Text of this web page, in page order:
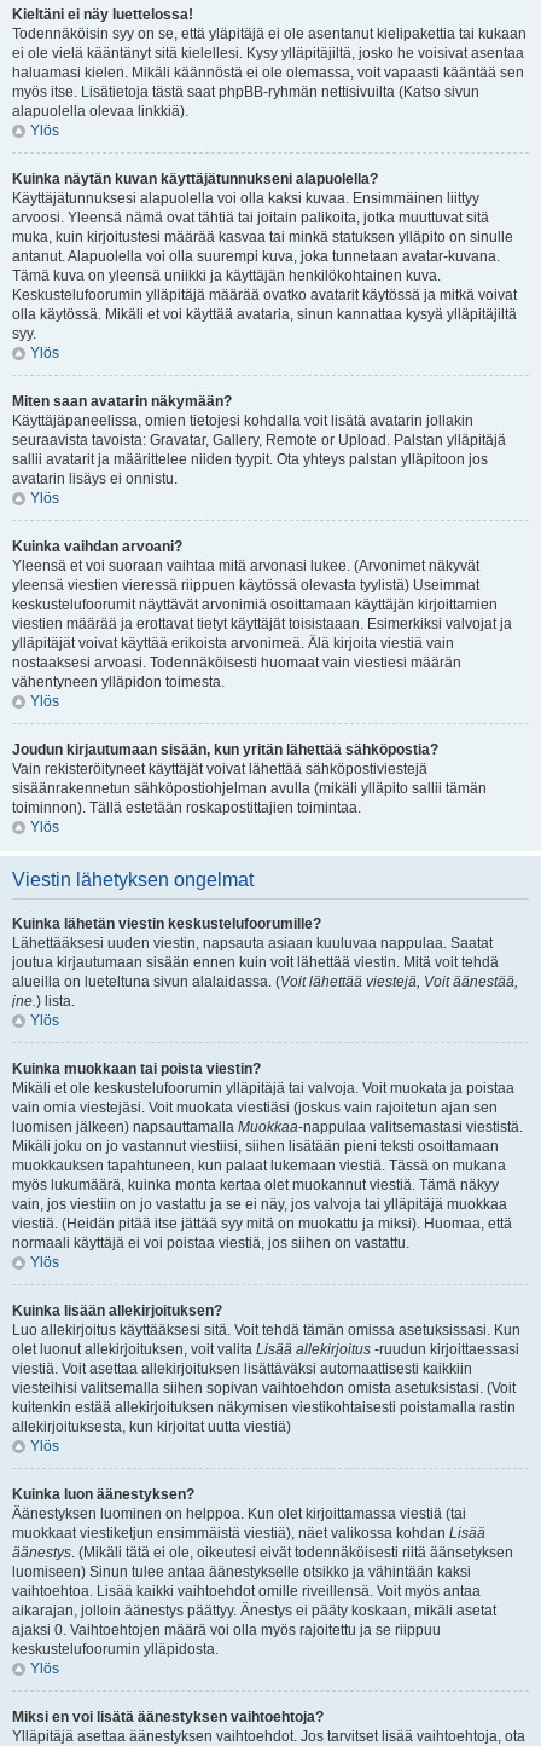
Kieltäni ei näy luettelossa!
Todennäköisin syy on se, että yläpitäjä ei ole asentanut kielipakettia tai kukaan
ei ole vielä kääntänyt sitä kielellesi. Kysy ylläpitäjiltä, josko he voisivat asentaa
haluamasi kielen. Mikäli käännöstä ei ole olemassa, voit vapaasti kääntää sen
myös itse. Lisätietoja tästä saat phpBB-ryhmän nettisivuilta (Katso sivun
alapuolella olevaa linkkiä).
Ylös
Kuinka näytän kuvan käyttäjätunnukseni alapuolella?
Käyttäjätunnuksesi alapuolella voi olla kaksi kuvaa. Ensimmäinen liittyy
arvoosi. Yleensä nämä ovat tähtiä tai joitain palikoita, jotka muuttuvat sitä
muka, kuin kirjoitustesi määrää kasvaa tai minkä statuksen ylläpito on sinulle
antanut. Alapuolella voi olla suurempi kuva, joka tunnetaan avatar-kuvana.
Tämä kuva on yleensä uniikki ja käyttäjän henkilökohtainen kuva.
Keskustelufoorumin ylläpitäjä määrää ovatko avatarit käytössä ja mitkä voivat
olla käytössä. Mikäli et voi käyttää avataria, sinun kannattaa kysyä ylläpitäjiltä
syy.
Ylös
Miten saan avatarin näkymään?
Käyttäjäpaneelissa, omien tietojesi kohdalla voit lisätä avatarin jollakin
seuraavista tavoista: Gravatar, Gallery, Remote or Upload. Palstan ylläpitäjä
sallii avatarit ja määrittelee niiden tyypit. Ota yhteys palstan ylläpitoon jos
avatarin lisäys ei onnistu.
Ylös
Kuinka vaihdan arvoani?
Yleensä et voi suoraan vaihtaa mitä arvonasi lukee. (Arvonimet näkyvät
yleensä viestien vieressä riippuen käytössä olevasta tyylistä) Useimmat
keskustelufoorumit näyttävät arvonimiä osoittamaan käyttäjän kirjoittamien
viestien määrää ja erottavat tietyt käyttäjät toisistaaan. Esimerkiksi valvojat ja
ylläpitäjät voivat käyttää erikoista arvonimeä. Älä kirjoita viestiä vain
nostaaksesi arvoasi. Todennäköisesti huomaat vain viestiesi määrän
vähentyneen ylläpidon toimesta.
Ylös
Joudun kirjautumaan sisään, kun yritän lähettää sähköpostia?
Vain rekisteröityneet käyttäjät voivat lähettää sähköpostiviestejä
sisäänrakennetun sähköpostiohjelman avulla (mikäli ylläpito sallii tämän
toiminnon). Tällä estetään roskapostittajien toimintaa.
Ylös
Viestin lähetyksen ongelmat
Kuinka lähetän viestin keskustelufoorumille?
Lähettääksesi uuden viestin, napsauta asiaan kuuluvaa nappulaa. Saatat
joutua kirjautumaan sisään ennen kuin voit lähettää viestin. Mitä voit tehdä
alueilla on lueteltuna sivun alalaidassa. (Voit lähettää viestejä, Voit äänestää,
jne.) lista.
Ylös
Kuinka muokkaan tai poista viestin?
Mikäli et ole keskustelufoorumin ylläpitäjä tai valvoja. Voit muokata ja poistaa
vain omia viestejäsi. Voit muokata viestiäsi (joskus vain rajoitetun ajan sen
luomisen jälkeen) napsauttamalla Muokkaa-nappulaa valitsemastasi viestistä.
Mikäli joku on jo vastannut viestiisi, siihen lisätään pieni teksti osoittamaan
muokkauksen tapahtuneen, kun palaat lukemaan viestiä. Tässä on mukana
myös lukumäärä, kuinka monta kertaa olet muokannut viestiä. Tämä näkyy
vain, jos viestiin on jo vastattu ja se ei näy, jos valvoja tai ylläpitäjä muokkaa
viestiä. (Heidän pitää itse jättää syy mitä on muokattu ja miksi). Huomaa, että
normaali käyttäjä ei voi poistaa viestiä, jos siihen on vastattu.
Ylös
Kuinka lisään allekirjoituksen?
Luo allekirjoitus käyttääksesi sitä. Voit tehdä tämän omissa asetuksissasi. Kun
olet luonut allekirjoituksen, voit valita Lisää allekirjoitus -ruudun kirjoittaessasi
viestiä. Voit asettaa allekirjoituksen lisättäväksi automaattisesti kaikkiin
viesteihisi valitsemalla siihen sopivan vaihtoehdon omista asetuksistasi. (Voit
kuitenkin estää allekirjoituksen näkymisen viestikohtaisesti poistamalla rastin
allekirjoituksesta, kun kirjoitat uutta viestiä)
Ylös
Kuinka luon äänestyksen?
Äänestyksen luominen on helppoa. Kun olet kirjoittamassa viestiä (tai
muokkaat viestiketjun ensimmäistä viestiä), näet valikossa kohdan Lisää
äänestys. (Mikäli tätä ei ole, oikeutesi eivät todennäköisesti riitä äänsetyksen
luomiseen) Sinun tulee antaa äänestykselle otsikko ja vähintään kaksi
vaihtoehtoa. Lisää kaikki vaihtoehdot omille riveillensä. Voit myös antaa
aikarajan, jolloin äänestys päättyy. Änestys ei pääty koskaan, mikäli asetat
ajaksi 0. Vaihtoehtojen määrä voi olla myös rajoitettu ja se riippuu
keskustelufoorumin ylläpidosta.
Ylös
Miksi en voi lisätä äänestyksen vaihtoehtoja?
Ylläpitäjä asettaa äänestyksen vaihtoehdot. Jos tarvitset lisää vaihtoehtoja, ota